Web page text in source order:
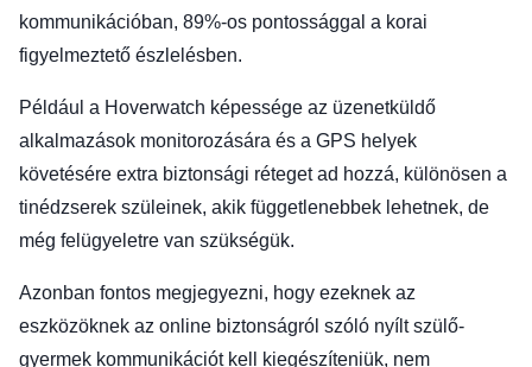
kommunikációban, 89%-os pontossággal a korai
figyelmeztető észlelésben.
Például a Hoverwatch képessége az üzenetküldő
alkalmazások monitorozására és a GPS helyek
követésére extra biztonsági réteget ad hozzá, különösen a
tinédzserek szüleinek, akik függetlenebbek lehetnek, de
még felügyeletre van szükségük.
Azonban fontos megjegyezni, hogy ezeknek az
eszközöknek az online biztonságról szóló nyílt szülő-
gyermek kommunikációt kell kiegészíteniük, nem